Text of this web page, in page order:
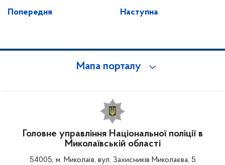
Попередня Наступна
Мапа порталу
Головне управління Національної поліції в
Миколаївській області
54005, м. Миколаїв, вул. Захисників Миколаєва, 5